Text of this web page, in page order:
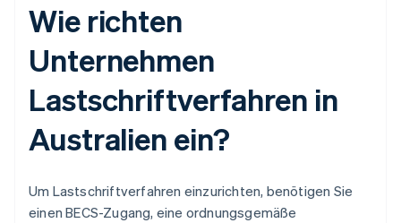
Wie richten
Unternehmen
Lastschriftverfahren in
Australien ein?
Um Lastschriftverfahren einzurichten, benötigen Sie
einen BECS-Zugang, eine ordnungsgemäße